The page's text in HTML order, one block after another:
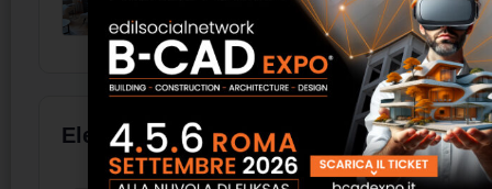
Elenco aziende